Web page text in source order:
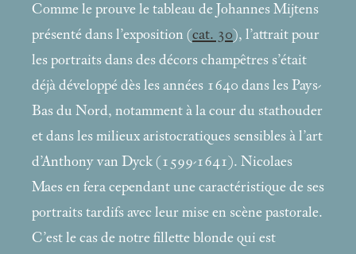
Comme le prouve le tableau de Johannes Mijtens
présenté dans l’exposition (cat. 30), l’attrait pour
les portraits dans des décors champêtres s’était
déjà développé dès les années 1640 dans les Pays-
Bas du Nord, notamment à la cour du stathouder
et dans les milieux aristocratiques sensibles à l’art
d’Anthony van Dyck (1599-1641). Nicolaes
Maes en fera cependant une caractéristique de ses
portraits tardifs avec leur mise en scène pastorale.
C’est le cas de notre fillette blonde qui est